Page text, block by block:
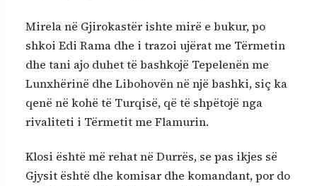
Mirela në Gjirokastër ishte mirë e bukur, po
shkoi Edi Rama dhe i trazoi ujërat me Tërmetin
dhe tani ajo duhet të bashkojë Tepelenën me
Lunxhërinë dhe Libohovën në një bashki, siç ka
qenë në kohë të Turqisë, që të shpëtojë nga
rivaliteti i Tërmetit me Flamurin.
Klosi është më rehat në Durrës, se pas ikjes së
Gjysit është dhe komisar dhe komandant, por do